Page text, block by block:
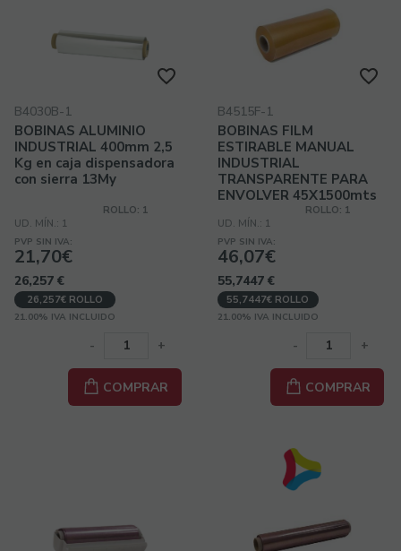
B4030B-1
BOBINAS ALUMINIO
INDUSTRIAL 400mm 2,5
Kg en caja dispensadora
con sierra 13My
ROLLO: 1
UD. MÍN.: 1
PVP SIN IVA:
21,70€
26,257 €
26,257€ ROLLO
21.00% IVA INCLUIDO
- +
COMPRAR
B4515F-1
BOBINAS FILM
ESTIRABLE MANUAL
INDUSTRIAL
TRANSPARENTE PARA
ENVOLVER 45X1500mts
ROLLO: 1
UD. MÍN.: 1
PVP SIN IVA:
46,07€
55,7447 €
55,7447€ ROLLO
21.00% IVA INCLUIDO
- +
COMPRAR